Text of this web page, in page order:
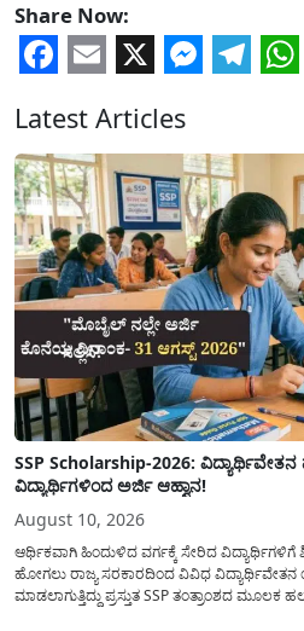
Share Now:
Latest Articles
SSP Scholarship-2026:
ವಿದ್ಯಾರ್ಥಿಗಳಿಂದ ಅರ್ಜಿ ಆಹ್ವಾನ!
August 10, 2026
ಆರ್ಥಿಕವಾಗಿ ಹಿಂದುಳಿದ ವರ್ಗಕ್ಕೆ ಸೇರಿದ ವಿದ್ಯಾರ್ಥಿಗಳಿಗೆ
ಹೋಗಲು ರಾಜ್ಯ ಸರಕಾರದಿಂದ ವಿವಿಧ ವಿದ್ಯಾರ್ಥಿವೇತನ
ಮಾಡಲಾಗುತ್ತಿದ್ದು ಪ್ರಸ್ತುತ SSP ತಂತ್ರಾಂಶದ